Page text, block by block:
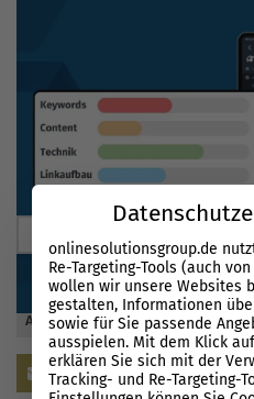
BLOG DURCHSUCHEN
ABONNIEREN SIE UNSEREN
onlinesolutionsgroup.de
Re-Targeting-Tools (auch
wollen wir unsere Websites
gestalten, Informationen
sowie für Sie passende
ausspielen. Mit dem Klick
erklären Sie sich mit der
Tracking- und Re-Targeting-